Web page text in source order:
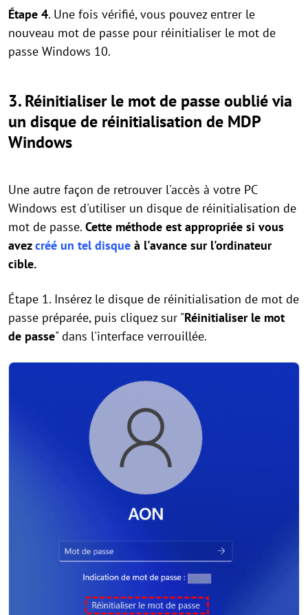
Étape 4. Une fois vérifié, vous pouvez entrer le
nouveau mot de passe pour réinitialiser le mot de
passe Windows 10.
3. Réinitialiser le mot de passe oublié via
un disque de réinitialisation de MDP
Windows
Une autre façon de retrouver l'accès à votre PC
Windows est d'utiliser un disque de réinitialisation de
mot de passe. Cette méthode est appropriée si vous
avezcréé un tel disque à l'avance sur l'ordinateur
cible.
Étape 1. Insérez le disque de réinitialisation de mot de
passe préparée, puis cliquez sur "Réinitialiser le mot
de passe" dans l'interface verrouillée.